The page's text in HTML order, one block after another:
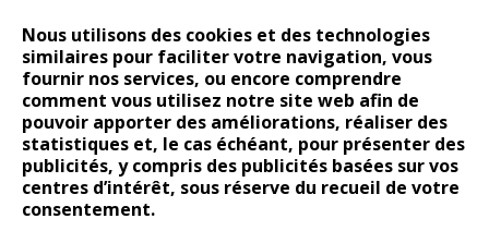
Nous utilisons des cookies et des technologies
similaires pour faciliter votre navigation, vous
fournir nos services, ou encore comprendre
comment vous utilisez notre site web afin de
pouvoir apporter des améliorations, réaliser des
statistiques et, le cas échéant, pour présenter des
publicités, y compris des publicités basées sur vos
centres d’intérêt, sous réserve du recueil de votre
consentement.
14 juillet : nouveau film de marque pour Citroën
Renault Espace : voyage, voyage…
Peugeot E-208 GTi : naissance d’une légende
COMMENTAIRES RÉCENTS
Bernard DardartdansDacia Sandero : pour les gens vrais